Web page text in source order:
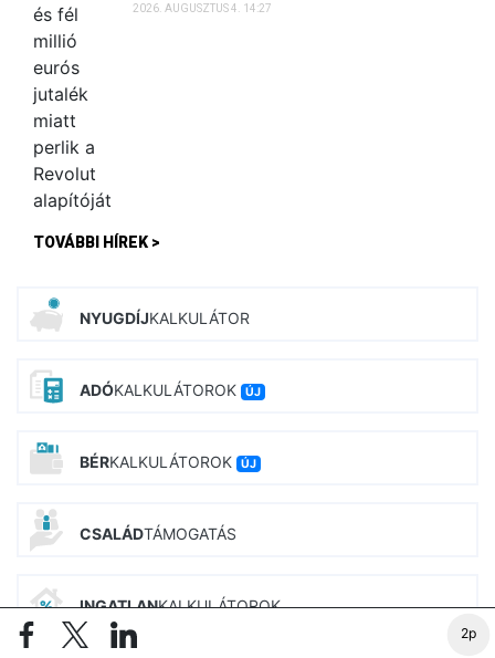
2p
2026. AUGUSZTUS 4. 14:27
TOVÁBBI HÍREK >
NYUGDÍJKALKULÁTOR
ADÓKALKULÁTOROK ÚJ
BÉRKALKULÁTOROK ÚJ
CSALÁDTÁMOGATÁS
INGATLANKALKULÁTOROK